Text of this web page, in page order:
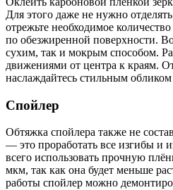
Для этого даже не нужно
отрежьте необходимое
по обезжиренной поверхности.
сухим, так и мокрым способом.
движениями от центра к краям.
наслаждайтесь стильным
Спойлер
Обтяжка спойлера также не
— это проработать все изгибы и
всего использовать прочную
мкм, так как она будет меньше
работы спойлер можно